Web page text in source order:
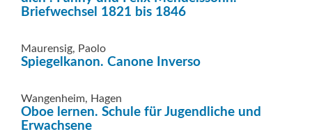
Briefwechsel 1821 bis 1846
Maurensig, Paolo
Spiegelkanon. Canone Inverso
Wangenheim, Hagen
Oboe lernen. Schule für Jugendliche und
Erwachsene